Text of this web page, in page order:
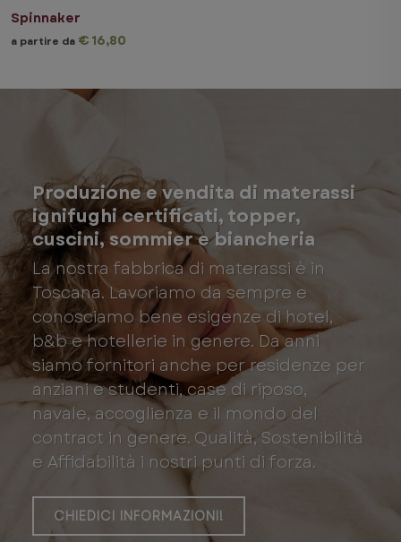
Spinnaker
a partire da € 16,80
Produzione e vendita di materassi
ignifughi certificati, topper,
cuscini, sommier e biancheria
La nostra fabbrica di materassi è in
Toscana. Lavoriamo da sempre e
conosciamo bene esigenze di hotel,
b&b e hotellerie in genere. Da anni
siamo fornitori anche per residenze per
anziani e studenti, case di riposo,
navale, accoglienza e il mondo del
contract in genere. Qualità, Sostenibilità
e Affidabilità i nostri punti di forza.
CHIEDICI INFORMAZIONI!